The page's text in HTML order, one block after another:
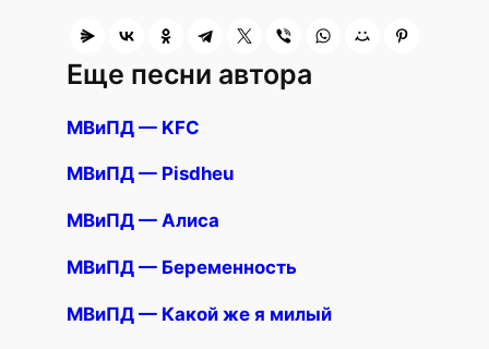
Еще песни автора
МВиПД — KFC
МВиПД — Pisdheu
МВиПД — Алиса
МВиПД — Беременность
МВиПД — Какой же я милый